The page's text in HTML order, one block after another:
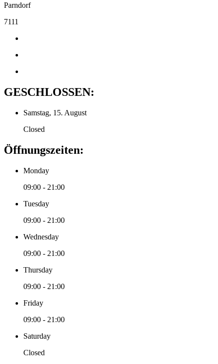
Parndorf
7111
GESCHLOSSEN:
Samstag, 15. August
Closed
Öffnungszeiten:
Monday
09:00 - 21:00
Tuesday
09:00 - 21:00
Wednesday
09:00 - 21:00
Thursday
09:00 - 21:00
Friday
09:00 - 21:00
Saturday
Closed